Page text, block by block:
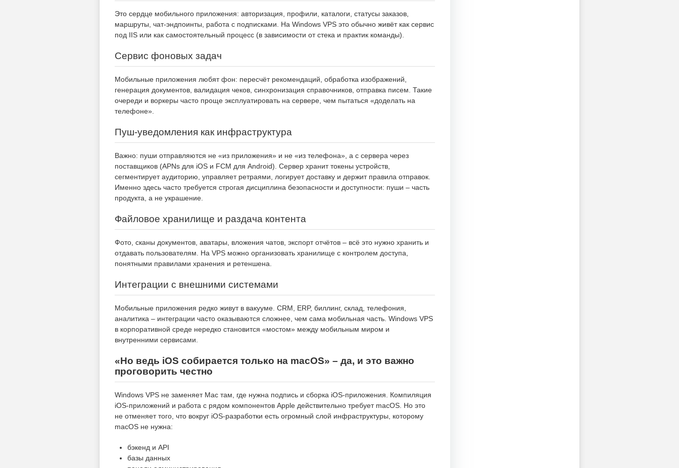
Это сердце мобильного приложения: авторизация, профили, каталоги, статусы заказов,
маршруты, чат-эндпоинты, работа с подписками. На Windows VPS это обычно живёт как сервис
под IIS или как самостоятельный процесс (в зависимости от стека и практик команды).
Сервис фоновых задач
Мобильные приложения любят фон: пересчёт рекомендаций, обработка изображений,
генерация документов, валидация чеков, синхронизация справочников, отправка писем. Такие
очереди и воркеры часто проще эксплуатировать на сервере, чем пытаться «доделать на
телефоне».
Пуш-уведомления как инфраструктура
Важно: пуши отправляются не «из приложения» и не «из телефона», а с сервера через
поставщиков (APNs для iOS и FCM для Android). Сервер хранит токены устройств,
сегментирует аудиторию, управляет ретраями, логирует доставку и держит правила отправок.
Именно здесь часто требуется строгая дисциплина безопасности и доступности: пуши – часть
продукта, а не украшение.
Файловое хранилище и раздача контента
Фото, сканы документов, аватары, вложения чатов, экспорт отчётов – всё это нужно хранить и
отдавать пользователям. На VPS можно организовать хранилище с контролем доступа,
понятными правилами хранения и ретеншена.
Интеграции с внешними системами
Мобильные приложения редко живут в вакууме. CRM, ERP, биллинг, склад, телефония,
аналитика – интеграции часто оказываются сложнее, чем сама мобильная часть. Windows VPS
в корпоративной среде нередко становится «мостом» между мобильным миром и
внутренними сервисами.
«Но ведь iOS собирается только на macOS» – да, и это важно
проговорить честно
Windows VPS не заменяет Mac там, где нужна подпись и сборка iOS-приложения. Компиляция
iOS-приложений и работа с рядом компонентов Apple действительно требует macOS. Но это
не отменяет того, что вокруг iOS-разработки есть огромный слой инфраструктуры, которому
macOS не нужна:
бэкенд и API
базы данных